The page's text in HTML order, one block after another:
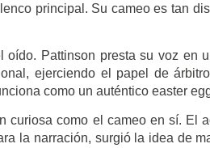
principal. Su cameo es tan
Pattinson presta su voz en
ejerciendo el papel de
como un auténtico easter
curiosa como el cameo en sí. El
la narración, surgió la idea de